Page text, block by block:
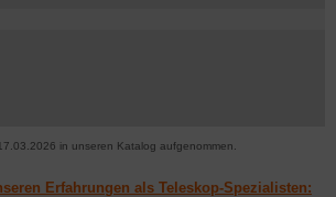
in unseren Katalog aufgenommen.
Erfahrungen als Teleskop-Spezialisten: